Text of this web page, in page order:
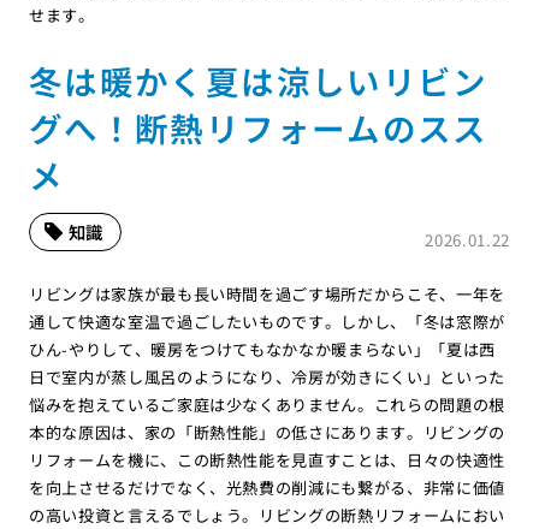
せます。
冬は暖かく夏は涼しいリビン
グへ！断熱リフォームのスス
メ
2026.01.22
知識
リビングは家族が最も長い時間を過ごす場所だからこそ、一年を
通して快適な室温で過ごしたいものです。しかし、「冬は窓際が
ひん-やりして、暖房をつけてもなかなか暖まらない」「夏は西
日で室内が蒸し風呂のようになり、冷房が効きにくい」といった
悩みを抱えているご家庭は少なくありません。これらの問題の根
本的な原因は、家の「断熱性能」の低さにあります。リビングの
リフォームを機に、この断熱性能を見直すことは、日々の快適性
を向上させるだけでなく、光熱費の削減にも繋がる、非常に価値
の高い投資と言えるでしょう。リビングの断熱リフォームにおい